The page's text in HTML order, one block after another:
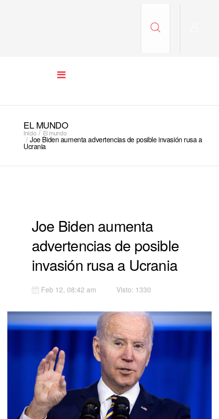
EL MUNDO
Inicio El mundo
Joe Biden aumenta advertencias de po­sible invasión rusa a
Ucra­nia
Joe Biden aumenta
advertencias de po­sible
invasión rusa a Ucra­nia
Feb 12, 08:42 am Visto: 1330